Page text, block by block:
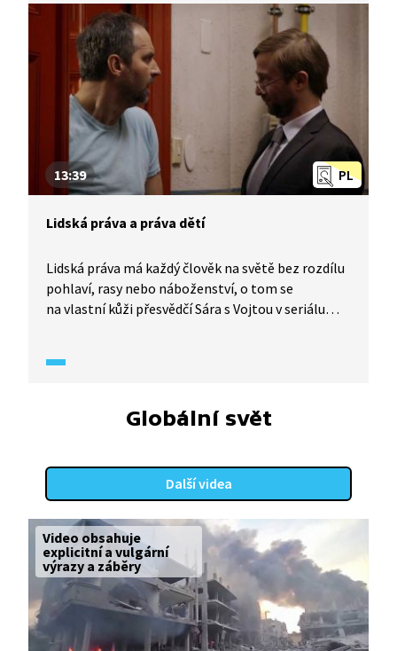
PL
13:39
Lidská práva a práva dětí
Lidská práva má každý člověk na světě bez rozdílu
pohlaví, rasy nebo náboženství, o tom se
na vlastní kůži přesvědčí Sára s Vojtou v seriálu
o právech dítěte, novinářské schopnosti sousedky
a dětských práv. Z hlediska práva nejsou ani děti
samy a bezmocné!
Globální svět
Další videa
Video obsahuje
explicitní a vulgární
výrazy a záběry